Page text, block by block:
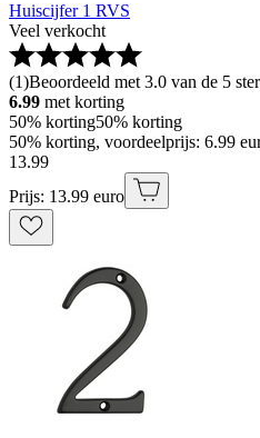
Huiscijfer 1 RVS
Veel verkocht
(1)Beoordeeld met 3.0 van de 5
6.99 met korting
50% korting50% korting
50% korting, voordeelprijs: 6.99
13.99
Prijs: 13.99 euro